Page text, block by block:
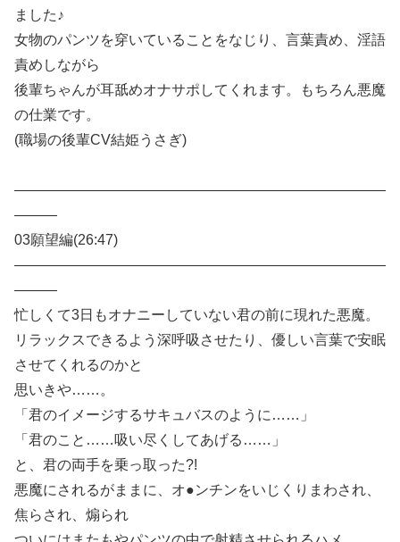
ました♪
女物のパンツを穿いていることをなじり、言葉責め、淫語
責めしながら
後輩ちゃんが耳舐めオナサポしてくれます。もちろん悪魔
の仕業です。
(職場の後輩CV結姫うさぎ)
——————————————————————————
———
03願望編(26:47)
——————————————————————————
———
忙しくて3日もオナニーしていない君の前に現れた悪魔。
リラックスできるよう深呼吸させたり、優しい言葉で安眠
させてくれるのかと
思いきや……。
「君のイメージするサキュバスのように……」
「君のこと……吸い尽くしてあげる……」
と、君の両手を乗っ取った?!
悪魔にされるがままに、オ●ンチンをいじくりまわされ、
焦らされ、煽られ